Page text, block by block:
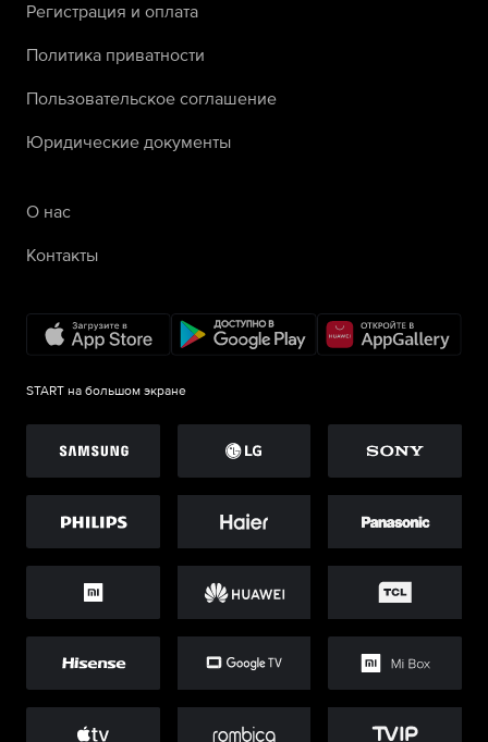
Регистрация и оплата
Политика приватности
Пользовательское соглашение
Юридические документы
О нас
Контакты
START на большом экране